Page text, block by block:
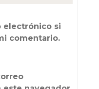
electrónico si
comentario.